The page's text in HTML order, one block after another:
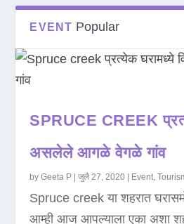
EVENT Popular
SPRUCE CREEK
असलेले आगळे वेगळे गांव
byGeeta P |जुलै 27, 2020 Event,
Spruce creek या शहरात
आम्ही आज आपल्याला एका अशा